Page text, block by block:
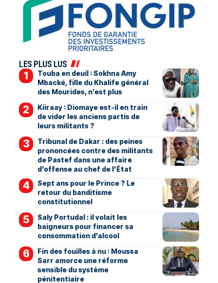
LES PLUS LUS
Touba en deuil : Sokhna Amy
Mbacké, fille du Khalife général
des Mourides, n’est plus
Kiiraay : Diomaye est-il en train
de vider les anciens partis de
leurs militants ?
Tribunal de Dakar : des peines
prononcées contre des militants
de Pastef dans une affaire
d’offense au chef de l’État
Sept ans pour le Prince ? Le
retour du banditisme
constitutionnel
Saly Portudal : il volait les
baigneurs pour financer sa
consommation d’alcool
Fin des fouilles à nu : Moussa
Sarr amorce une réforme
sensible du système
pénitentiaire